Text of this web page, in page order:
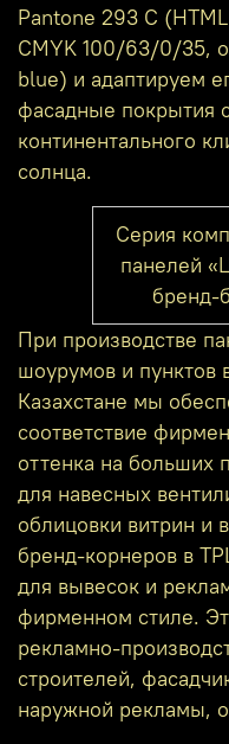
Pantone 293 C
CMYK 100/63/0/35,
blue) и адаптируем
фасадные покрытия
континентального
солнца.
Серия
панелей
бренд-
При производстве
шоурумов и пунктов
Казахстане мы
соответствие
оттенка на больших
для навесных
облицовки витрин и
бренд‑корнеров в
для вывесок и
фирменном стиле.
строителей,
наружной рекламы,